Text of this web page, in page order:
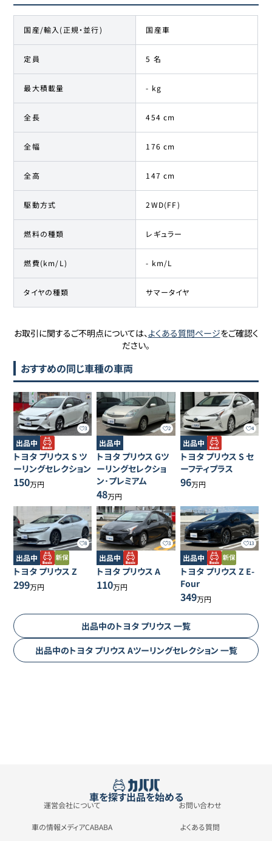
国産/輸入(正規・並行) 国産車
定員 5 名
最大積載量 - kg
全長 454 cm
全幅 176 cm
全高 147 cm
駆動方式 2WD(FF)
燃料の種類 レギュラー
燃費(km/L) - km/L
タイヤの種類 サマータイヤ
お取引に関するご不明点については、よくある質問ページをご確認く
ださい。
おすすめの同じ車種の車両
3
出品中
トヨタ プリウス S ツ
ーリングセレクション
150万円
2
出品中
トヨタ プリウス Gツ
ーリングセレクショ
ン･プレミアム
48万円
4
出品中
トヨタ プリウス S セ
ーフティプラス
96万円
8
出品中
トヨタ プリウス Z
299万円
3
出品中
トヨタ プリウス A
110万円
13
出品中
トヨタ プリウス Z E-
Four
349万円
出品中のトヨタ プリウス 一覧
出品中のトヨタ プリウス Aツーリングセレクション 一覧
車を探す出品を始める
運営会社について お問い合わせ
車の情報メディアCABABA よくある質問